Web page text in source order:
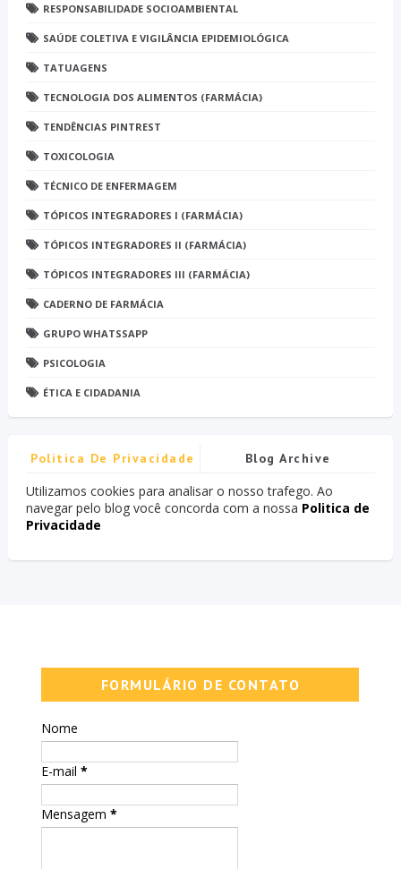
RESPONSABILIDADE SOCIOAMBIENTAL
SAÚDE COLETIVA E VIGILÂNCIA EPIDEMIOLÓGICA
TATUAGENS
TECNOLOGIA DOS ALIMENTOS (FARMÁCIA)
TENDÊNCIAS PINTREST
TOXICOLOGIA
TÉCNICO DE ENFERMAGEM
TÓPICOS INTEGRADORES I (FARMÁCIA)
TÓPICOS INTEGRADORES II (FARMÁCIA)
TÓPICOS INTEGRADORES III (FARMÁCIA)
CADERNO DE FARMÁCIA
GRUPO WHATSSAPP
PSICOLOGIA
ÉTICA E CIDADANIA
Politica De Privacidade Blog Archive
Utilizamos cookies para analisar o nosso trafego. Ao
navegar pelo blog você concorda com a nossa Politica de
Privacidade
FORMULÁRIO DE CONTATO
Nome
E-mail*
Mensagem*